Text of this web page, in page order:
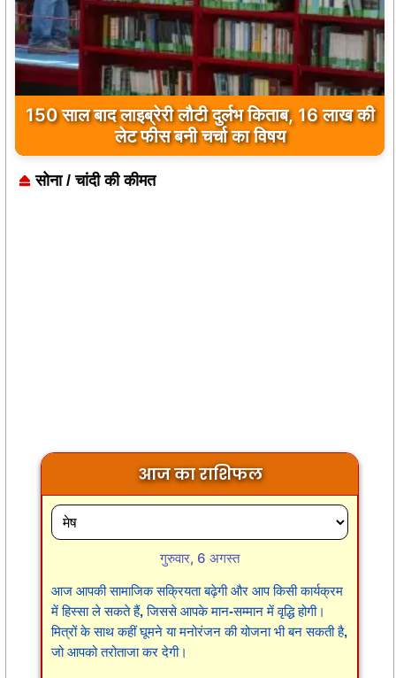
150 साल बाद लाइब्रेरी लौटी दुर्लभ किताब, 16 लाख की
लेट फीस बनी चर्चा का विषय
सोना / चांदी की कीमत
आज का राशिफल
गुरुवार, 6 अगस्त
आज आपकी सामाजिक सक्रियता बढ़ेगी और आप किसी कार्यक्रम
में हिस्सा ले सकते हैं, जिससे आपके मान-सम्मान में वृद्धि होगी।
मित्रों के साथ कहीं घूमने या मनोरंजन की योजना भी बन सकती है,
जो आपको तरोताजा कर देगी।